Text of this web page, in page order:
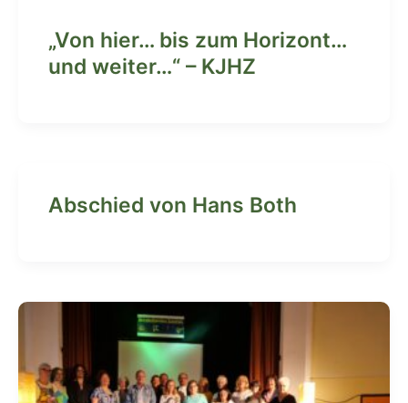
„Von hier… bis zum Horizont…
und weiter…“ – KJHZ
Abschied von Hans Both